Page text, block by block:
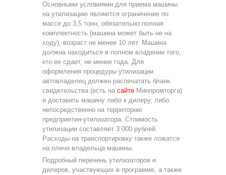
Основными условиями для приема машины
на утилизацию являются ограничение по
массе до 3,5 тонн, обязательно полная
комплектность (машина может быть не на
ходу), возраст не менее 10 лет. Машина
должна находиться в полном владении того,
кто ее сдает, не менее года. Для
оформления процедуры утилизации
автовладелец должен распечатать бланк
свидетельства (есть на сайте Минпромторга)
и доставить машину либо к дилеру, либо
непосредственно на территорию
предприятия-утилизатора. Стоимость
утилизации составляет 3 000 рублей.
Расходы на транспортировку также ложатся
на плечи владельца машины.
Подробный перечень утилизаторов и
дилеров, участвующих в программе, а также